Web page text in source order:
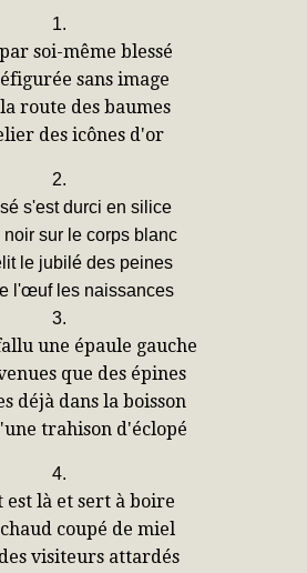
1.
soi-même blessé
sans image
route des baumes
des icônes d'or
2.
s'est durci en silice
noir sur le corps blanc
le jubilé des peines
l'œuf les naissances
3.
une épaule gauche
que des épines
déjà dans la boisson
trahison d'éclopé
4.
est là et sert à boire
coupé de miel
visiteurs attardés